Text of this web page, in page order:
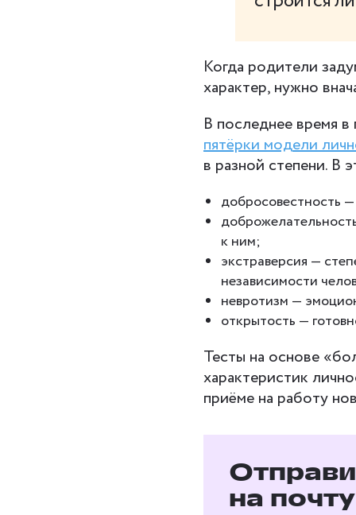
Когда родители
характер, нужно
В последнее время
пятёрки модели
в разной степени. В
добросовестность
к ним;
экстраверсия —
независимости
невротизм —
открытость —
Тесты на основе
характеристик
приёме на работу
гибким
на почту